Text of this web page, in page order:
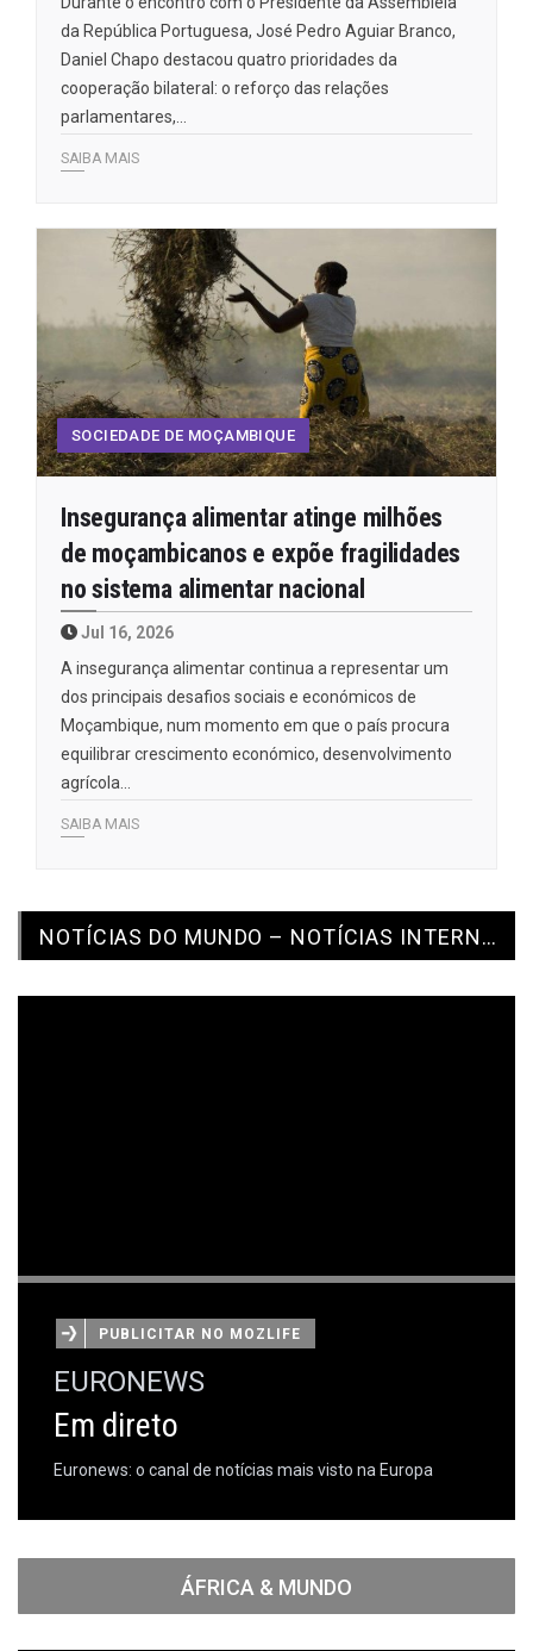
da República Portuguesa, José Pedro Aguiar Branco,
Daniel Chapo destacou quatro prioridades da
cooperação bilateral: o reforço das relações
parlamentares,…
SAIBA MAIS
SOCIEDADE DE MOÇAMBIQUE
Insegurança alimentar atinge milhões
de moçambicanos e expõe fragilidades
no sistema alimentar nacional
Jul 16, 2026
A insegurança alimentar continua a representar um
dos principais desafios sociais e económicos de
Moçambique, num momento em que o país procura
equilibrar crescimento económico, desenvolvimento
agrícola…
SAIBA MAIS
NOTÍCIAS DO MUNDO – NOTÍCIAS INTERNACIONAIS
PUBLICITAR NO MOZLIFE
EURONEWS
Em direto
Euronews: o canal de notícias mais visto na Europa
ÁFRICA & MUNDO